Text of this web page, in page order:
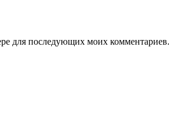
для последующих моих комментариев.